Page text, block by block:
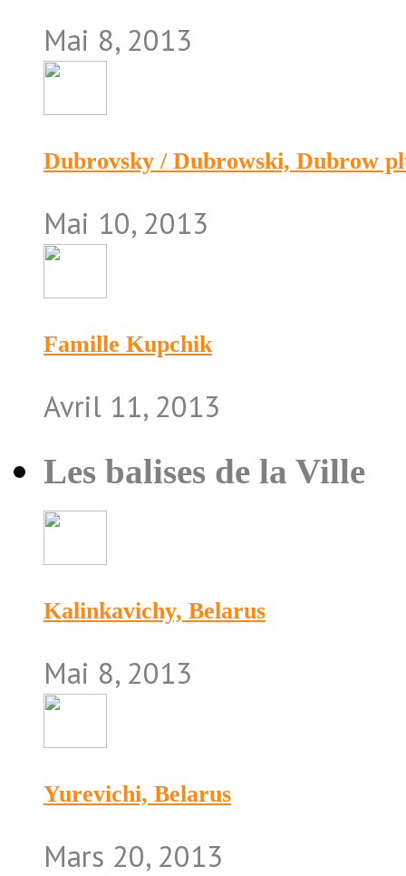
Mai 8, 2013
Dubrovsky / Dubrowski, Dubrow
Mai 10, 2013
Famille Kupchik
Avril 11, 2013
Les balises de la Ville
Kalinkavichy, Belarus
Mai 8, 2013
Yurevichi, Belarus
Mars 20, 2013